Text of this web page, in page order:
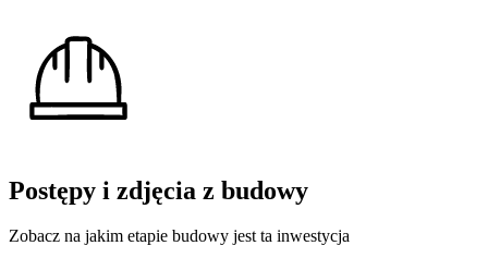
Postępy i zdjęcia z budowy
Zobacz na jakim etapie budowy jest ta inwestycja